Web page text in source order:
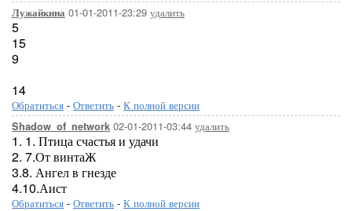
Лужайкина 01-01-2011-23:29 удалить
5
15
9
14
Обратиться - Ответить - К полной версии
Shadow_of_network 02-01-2011-03:44 удалить
1. 1. Птица счастья и удачи
2. 7.От винтаЖ
3.8. Ангел в гнезде
4.10.Аист
Обратиться - Ответить - К полной версии